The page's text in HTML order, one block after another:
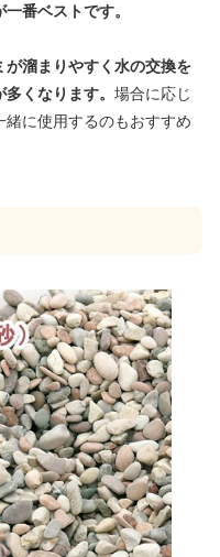
番ベストです。
が溜まりやすく水の交換を
くなります。 場合に応じ
に使用するのもおすすめ